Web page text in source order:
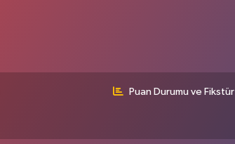
Puan Durumu ve Fikstür